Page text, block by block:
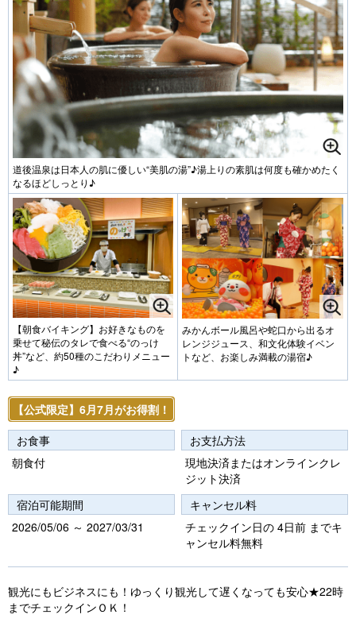
道後温泉は日本人の肌に優しい“美肌の湯”♪湯上りの素肌は何度も確かめたく
なるほどしっとり♪
【朝食バイキング】お好きなものを
乗せて秘伝のタレで食べる“のっけ
丼”など、約50種のこだわりメニュー
♪
みかんボール風呂や蛇口から出るオ
レンジジュース、和文化体験イベン
トなど、お楽しみ満載の湯宿♪
【公式限定】6月7月がお得割！
お食事
朝食付
お支払方法
現地決済またはオンラインクレ
ジット決済
宿泊可能期間
2026/05/06 ～ 2027/03/31
キャンセル料
チェックイン日の 4日前 までキ
ャンセル料無料
観光にもビジネスにも！ゆっくり観光して遅くなっても安心★22時
までチェックインＯＫ！